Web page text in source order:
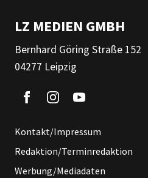
LZ MEDIEN GMBH
Bernhard Göring Straße 152
04277 Leipzig
Kontakt/Impressum
Redaktion/Terminredaktion
Werbung/Mediadaten